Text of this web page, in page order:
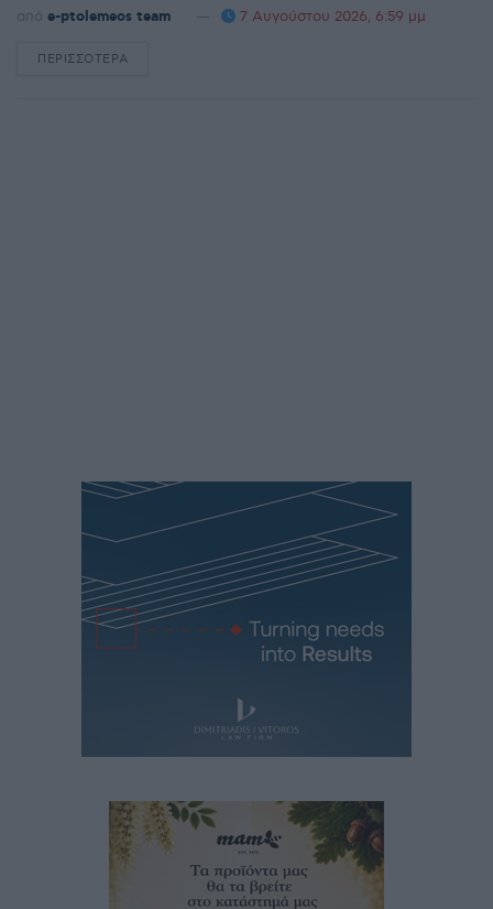
από e-ptolemeos team 7 Αυγούστου 2026, 6:59 μμ
ΠΕΡΙΣΣΌΤΕΡΑ